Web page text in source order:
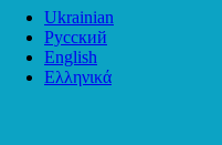
Ukrainian
Русский
English
Ελληνικά